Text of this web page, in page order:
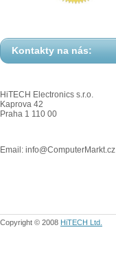
Kontakty na nás:
HiTECH Electronics s.r.o.
Kaprova 42
Praha 1 110 00
Email: info@ComputerMarkt.cz
Copyright © 2008 HiTECH Ltd.